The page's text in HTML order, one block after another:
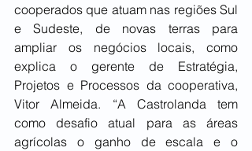
cooperados que atuam nas regiões Sul
e Sudeste, de novas terras para
ampliar os negócios locais, como
explica o gerente de Estratégia,
Projetos e Processos da cooperativa,
Vitor Almeida. “A Castrolanda tem
como desafio atual para as áreas
agrícolas o ganho de escala e o